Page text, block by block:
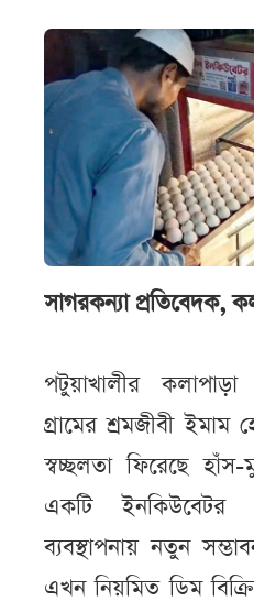
সাগরকন্যা প্রতিবেদক,
পটুয়াখালীর
গ্রামের শ্রমজীবী ইমাম
স্বচ্ছলতা ফিরেছে হাঁস-
একটি ইনকিউবেটর
ব্যবস্থাপনায় নতুন
এখন নিয়মিত ডিম